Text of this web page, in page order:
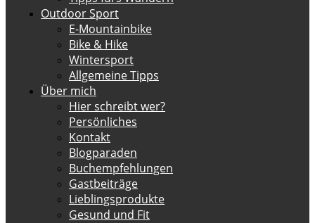
Outdoor Sport
E-Mountainbike
Bike & Hike
Wintersport
Allgemeine Tipps
Über mich
Hier schreibt wer?
Persönliches
Kontakt
Blogparaden
Buchempfehlungen
Gastbeiträge
Lieblingsprodukte
Gesund und Fit